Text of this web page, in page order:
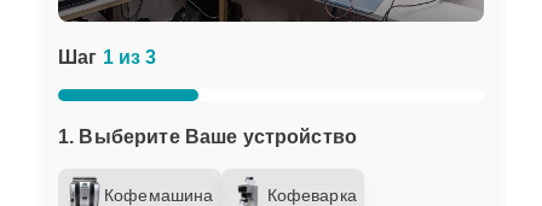
Шаг 1 из 3
1. Выберите Ваше устройство
Кофемашина Кофеварка